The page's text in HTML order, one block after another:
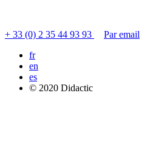
+ 33 (0) 2 35 44 93 93
Par email
fr
en
es
© 2020 Didactic